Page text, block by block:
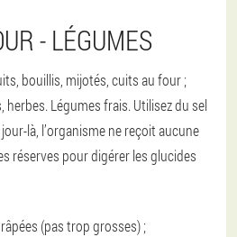
- LÉGUMES
bouillis, mijotés, cuits au four ;
Légumes frais. Utilisez du sel
là, l’organisme ne reçoit aucune
réserves pour digérer les glucides
(pas trop grosses) ;